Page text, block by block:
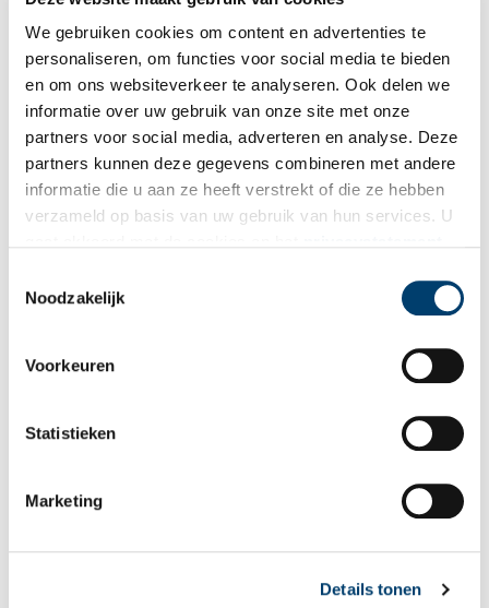
We gebruiken cookies om content en advertenties te
personaliseren, om functies voor social media te bieden
en om ons websiteverkeer te analyseren. Ook delen we
informatie over uw gebruik van onze site met onze
partners voor social media, adverteren en analyse. Deze
partners kunnen deze gegevens combineren met andere
informatie die u aan ze heeft verstrekt of die ze hebben
verzameld op basis van uw gebruik van hun services. U
Noodzakelijk
Voorkeuren
Statistieken
Marketing
Details tonen
Publicatiedatum: 01/05/2025
Ontvang de nieuwsbrief
Wilt u op de hoogte blijven van de mooiste verhalen en het
laatste erfgoednieuws? Schrijf u dan nu in voor onze
Bij inschrijving gaat u akkoord met ons
Aanvullingen